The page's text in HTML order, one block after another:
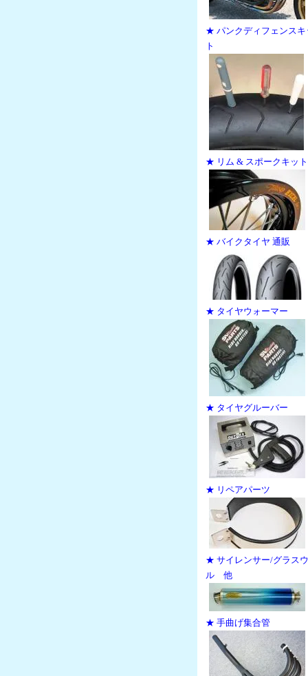
★ パンクディフェンスキ
ト
★ リム & スポークキット
★ バイクタイヤ 通販
★ タイヤウォーマー
★ タイヤグルーバー
★ リペアパーツ
★ サイレンサー/グラス
ル 他
★ 手曲げ集合管